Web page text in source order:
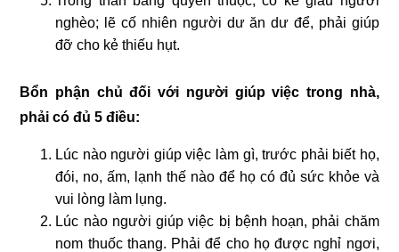
nghèo; lẽ cố nhiên người dư ăn dư để, phải giúp
đỡ cho kẻ thiếu hụt.
Bổn phận chủ đối với người giúp việc trong nhà,
phải có đủ 5 điều:
Lúc nào người giúp việc làm gì, trước phải biết họ,
đói, no, ấm, lạnh thế nào để họ có đủ sức khỏe và
vui lòng làm lụng.
Lúc nào người giúp việc bị bệnh hoạn, phải chăm
nom thuốc thang. Phải để cho họ được nghỉ ngơi,